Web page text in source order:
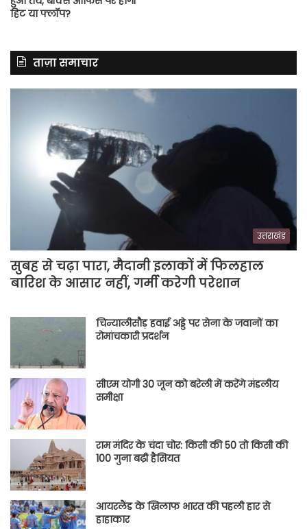
हिट या फ्लॉप?
ताज़ा समाचार
उत्तराखंड
सुबह से चढ़ा पारा, मैदानी इलाकों में फिलहाल
बारिश के आसार नहीं, गर्मी करेगी परेशान
चिन्यालीसौड़ हवाई अड्डे पर सेना के जवानों का
रोमांचकारी प्रदर्शन
सीएम योगी 30 जून को बरेली में करेंगे मंडलीय
समीक्षा
राम मंदिर के चंदा चोर: किसी की 50 तो किसी की
100 गुना बढ़ी हैसियत
आयरलैंड के खिलाफ भारत की पहली हार से
हाहाकार